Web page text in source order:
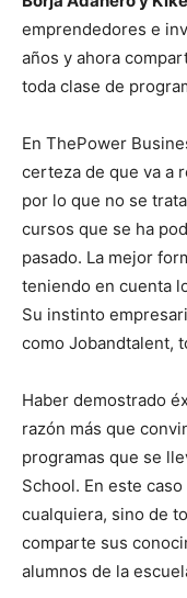
emprendedores e
años y ahora
toda clase de
En ThePower
certeza de que va a
por lo que no se
cursos que se ha
pasado. La mejor
teniendo en cuenta
Su instinto
como Jobandtalent,
Haber demostrado
razón más que
programas que se
School. En este
cualquiera, sino de
comparte sus
alumnos de la